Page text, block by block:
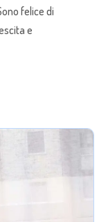
felice di
e